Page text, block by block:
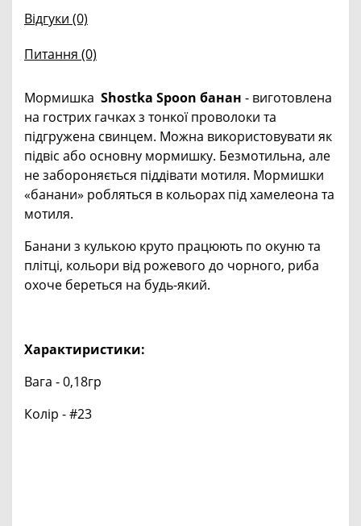
Відгуки (0)
Питання (0)
Мормишка Shostka Spoon банан - виготовлена
на гострих гачках з тонкої проволоки та
підгружена свинцем. Можна використовувати як
підвіс або основну мормишку. Безмотильна, але
не забороняється піддівати мотиля. Мормишки
«банани» робляться в кольорах під хамелеона та
мотиля.
Банани з кулькою круто працюють по окуню та
плітці, кольори від рожевого до чорного, риба
охоче береться на будь-який.
Характиристики:
Вага - 0,18гр
Колір - #23